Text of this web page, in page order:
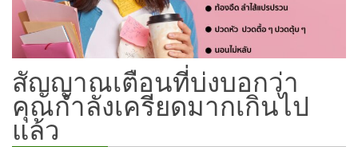
สัญญาณเตือนที่บ่งบอกว่า
คุณกำลังเครียดมากเกินไป
แล้ว